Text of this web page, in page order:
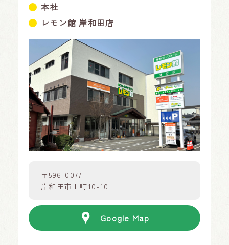
本社
レモン館 岸和田店
〒596-0077
岸和田市上町10-10
Google Map